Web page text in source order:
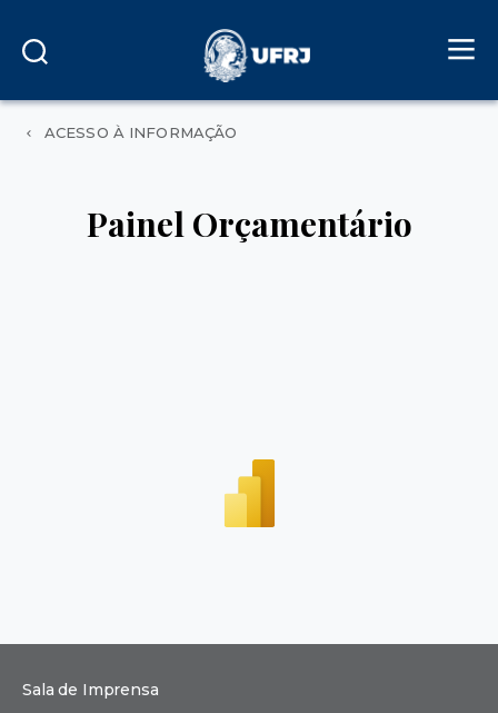
ACESSO À INFORMAÇÃO
Painel Orçamentário
Sala de Imprensa